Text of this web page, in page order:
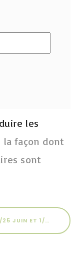
les
la façon dont
sont
1/2 JUILLET 2023